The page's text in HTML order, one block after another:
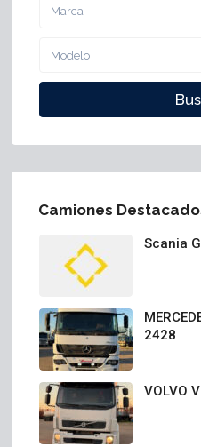
Marca
Modelo
Camiones
Scania
2428
VOLVO